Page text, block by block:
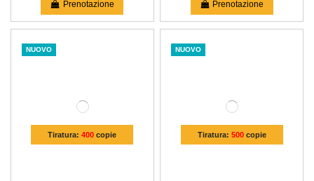
Prenotazione Prenotazione
Tiratura:400 copie
NUOVO
Tiratura: 500copie
NUOVO